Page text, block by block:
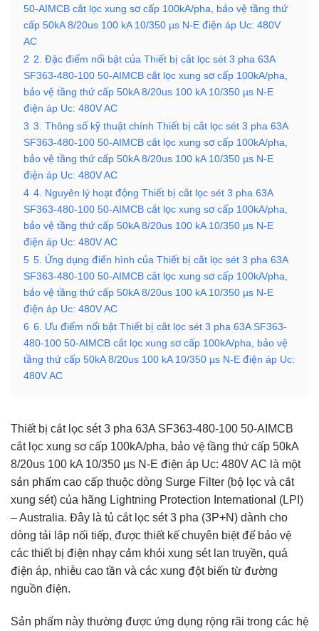
50-AIMCB cắt lọc xung sơ cấp 100kA/pha, bảo vệ tầng thứ
cấp 50kA 8/20us 100 kA 10/350 µs N-E điện áp Uc: 480V
AC
2 2. Đặc điểm nổi bật của Thiết bị cắt lọc sét 3 pha 63A
SF363-480-100 50-AIMCB cắt lọc xung sơ cấp 100kA/pha,
bảo vệ tầng thứ cấp 50kA 8/20us 100 kA 10/350 µs N-E
điện áp Uc: 480V AC
3 3. Thông số kỹ thuật chính Thiết bị cắt lọc sét 3 pha 63A
SF363-480-100 50-AIMCB cắt lọc xung sơ cấp 100kA/pha,
bảo vệ tầng thứ cấp 50kA 8/20us 100 kA 10/350 µs N-E
điện áp Uc: 480V AC
4 4. Nguyên lý hoạt động Thiết bị cắt lọc sét 3 pha 63A
SF363-480-100 50-AIMCB cắt lọc xung sơ cấp 100kA/pha,
bảo vệ tầng thứ cấp 50kA 8/20us 100 kA 10/350 µs N-E
điện áp Uc: 480V AC
5 5. Ứng dụng điển hình của Thiết bị cắt lọc sét 3 pha 63A
SF363-480-100 50-AIMCB cắt lọc xung sơ cấp 100kA/pha,
bảo vệ tầng thứ cấp 50kA 8/20us 100 kA 10/350 µs N-E
điện áp Uc: 480V AC
6 6. Ưu điểm nổi bật Thiết bị cắt lọc sét 3 pha 63A SF363-
480-100 50-AIMCB cắt lọc xung sơ cấp 100kA/pha, bảo vệ
tầng thứ cấp 50kA 8/20us 100 kA 10/350 µs N-E điện áp Uc:
480V AC
Thiết bị cắt lọc sét 3 pha 63A SF363-480-100 50-AIMCB
cắt lọc xung sơ cấp 100kA/pha, bảo vệ tầng thứ cấp 50kA
8/20us 100 kA 10/350 µs N-E điện áp Uc: 480V AC là một
sản phẩm cao cấp thuộc dòng Surge Filter (bộ lọc và cắt
xung sét) của hãng Lightning Protection International (LPI)
– Australia. Đây là tủ cắt lọc sét 3 pha (3P+N) dành cho
dòng tải lắp nối tiếp, được thiết kế chuyên biệt để bảo vệ
các thiết bị điện nhạy cảm khỏi xung sét lan truyền, quá
điện áp, nhiễu cao tần và các xung đột biến từ đường
nguồn điện.
Sản phẩm này thường được ứng dụng rộng rãi trong các hệ